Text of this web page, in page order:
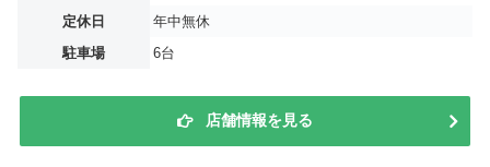
定休日
年中無休
駐車場
6台
店舗情報を見る